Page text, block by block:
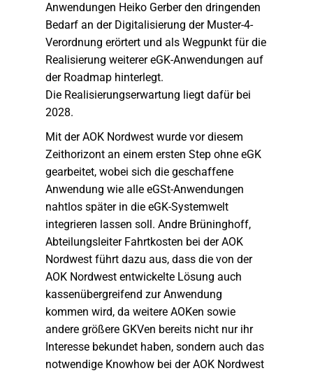
Anwendungen Heiko Gerber den dringenden
Bedarf an der Digitalisierung der Muster-4-
Verordnung erörtert und als Wegpunkt für die
Realisierung weiterer eGK-Anwendungen auf
der Roadmap hinterlegt.
Die Realisierungserwartung liegt dafür bei
2028.
Mit der AOK Nordwest wurde vor diesem
Zeithorizont an einem ersten Step ohne eGK
gearbeitet, wobei sich die geschaffene
Anwendung wie alle eGSt-Anwendungen
nahtlos später in die eGK-Systemwelt
integrieren lassen soll. Andre Brüninghoff,
Abteilungsleiter Fahrtkosten bei der AOK
Nordwest führt dazu aus, dass die von der
AOK Nordwest entwickelte Lösung auch
kassenübergreifend zur Anwendung
kommen wird, da weitere AOKen sowie
andere größere GKVen bereits nicht nur ihr
Interesse bekundet haben, sondern auch das
notwendige Knowhow bei der AOK Nordwest